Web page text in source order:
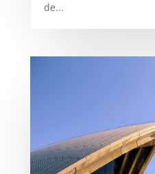
de...